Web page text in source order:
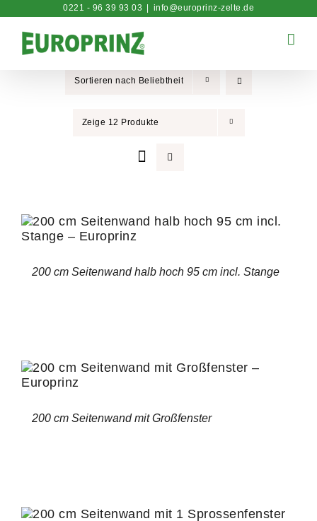
Inhalt
springen
0221 - 96 39 93 03 info@europrinz-zelte.de
Sortieren nach Beliebtheit
Zeige 12 Produkte
200 cm Seitenwand halb hoch 95 cm incl. Stange
200 cm Seitenwand mit Großfenster